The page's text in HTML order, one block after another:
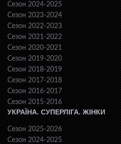
Сезон 2024-2025
Сезон 2023-2024
Сезон 2022-2023
Сезон 2021-2022
Сезон 2020-2021
Сезон 2019-2020
Сезон 2018-2019
Сезон 2017-2018
Сезон 2016-2017
Сезон 2015-2016
УКРАЇНА. СУПЕРЛІГА. ЖІНКИ
Сезон 2025-2026
Сезон 2024-2025